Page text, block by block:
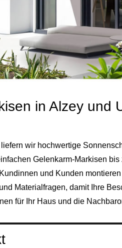
in Alzey und
wir hochwertige
Gelenkarm‑Markisen
und Kunden
Materialfragen, damit Ihre
für Ihr Haus und die